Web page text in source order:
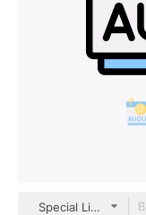
Special Lineal color